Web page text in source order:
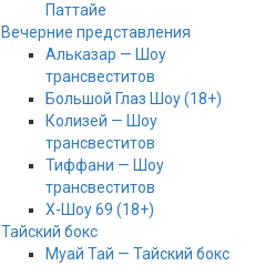
Паттайе
Вечерние представления
Альказар — Шоу
трансвеститов
Большой Глаз Шоу (18+)
Колизей — Шоу
трансвеститов
Тиффани — Шоу
трансвеститов
Х-Шоу 69 (18+)
Тайский бокс
Муай Тай — Тайский бокс